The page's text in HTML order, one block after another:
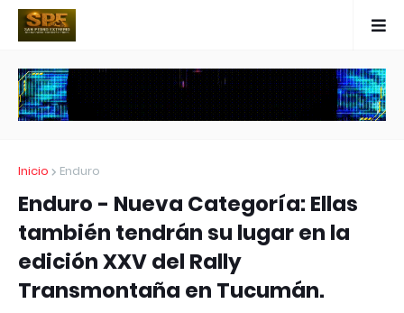
Inicio Enduro
Enduro - Nueva Categoría: Ellas
también tendrán su lugar en la
edición XXV del Rally
Transmontaña en Tucumán.